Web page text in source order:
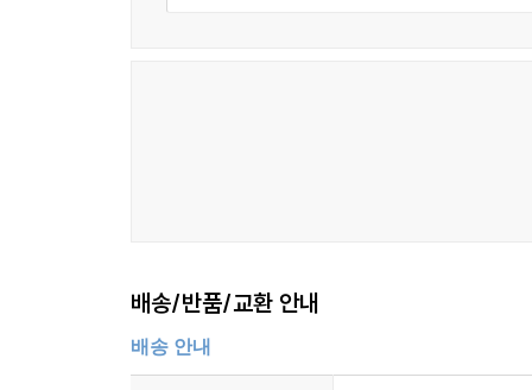
배송/반품/교환 안내
배송 안내